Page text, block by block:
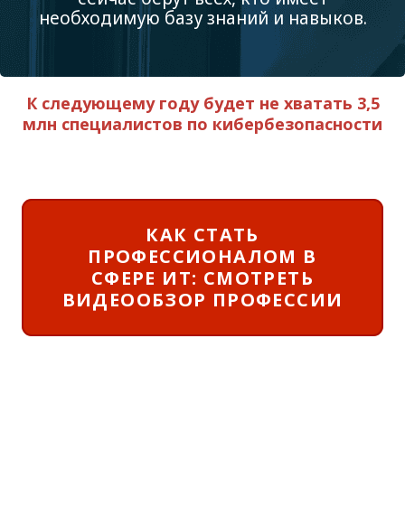
необходимую базу знаний и навыков.
К следующему году будет не хватать 3,5
млн специалистов по кибербезопасности
КАК СТАТЬ
ПРОФЕССИОНАЛОМ В
СФЕРЕ ИТ: СМОТРЕТЬ
ВИДЕООБЗОР ПРОФЕССИИ